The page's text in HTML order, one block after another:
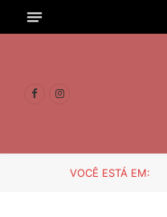
FacebookInstagram
VOCÊ ESTÁ EM: